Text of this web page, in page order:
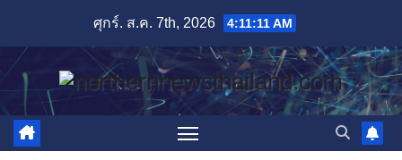
content
ศุกร์. ส.ค. 7th, 2026 4:11:12 AM